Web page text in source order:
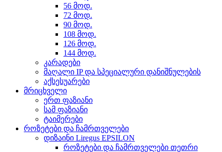
56 მოდ.
72 მოდ.
90 მოდ.
108 მოდ.
126 მოდ.
144 მოდ.
კარადები
მაღალი IP და სპეციალური დანიშნულების
აქსესუარები
მრიცხველი
ერთ ფაზიანი
სამ ფაზიანი
ტაიმერები
როზეტები და ჩამრთველები
დიზაინი Liregus EPSILON
როზეტები და ჩამრთველები თეთრი